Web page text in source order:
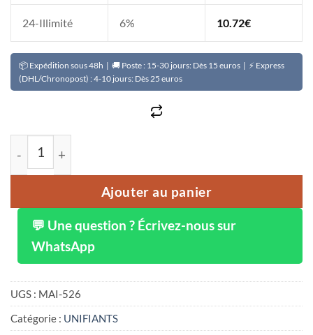
24-Illimité 6% 10.72€
📦 Expédition sous 48h | 🚚 Poste : 15-30 jours: Dès 15 euros | ⚡ Express
(DHL/Chronopost) : 4-10 jours: Dès 25 euros
quantité de Huile réparatrice hydratante V 6
Ajouter au panier
💬 Une question ? Écrivez-nous sur
WhatsApp
UGS : MAI-526
Catégorie : UNIFIANTS